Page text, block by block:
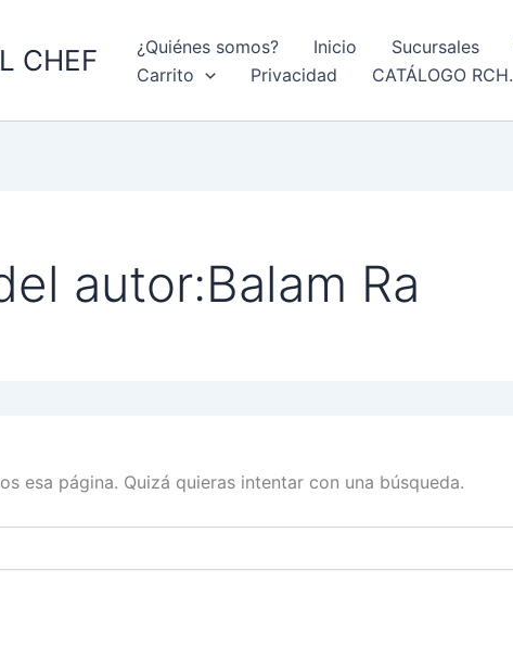
CHEF ¿Quiénes somos? Inicio Sucursales
Carrito
Privacidad CATÁLOGO RCH.
autor:Balam Ra
esa página. Quizá quieras intentar con una búsqueda.